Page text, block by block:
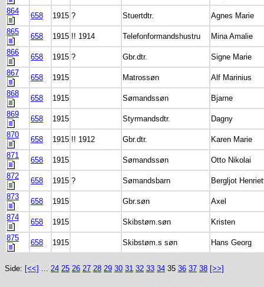
864
658 1915 ? Stuertdtr.
Agnes Marie
865
658 1915 !! 1914 Telefonformandshustru
Mina Amalie
866
658 1915 ? Gbr.dtr.
Signe Marie
867
658 1915 Matrossøn
Alf Marinius
868
658 1915 Sømandssøn
Bjarne
869
658 1915 Styrmandsdtr.
Dagny
870
658 1915 !! 1912 Gbr.dtr.
Karen Marie
871
658 1915 Sømandssøn
Otto Nikolai
872
658 1915 ? Sømandsbarn
Bergljot
873
658 1915 Gbr.søn
Axel
874
658 1915 Skibstøm.søn
Kristen
875
658 1915 Skibstøm.s søn Hans Georg
Side: [<<] ... 24 25 26 27 28 29 30 31 32 33 34 35 36 37 38 [>>]